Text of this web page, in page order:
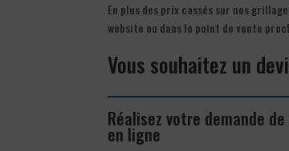
En plus des prix cassés sur nos
website ou dans le point de vente
Vous souhaitez un
Réalisez votre demande
en ligne